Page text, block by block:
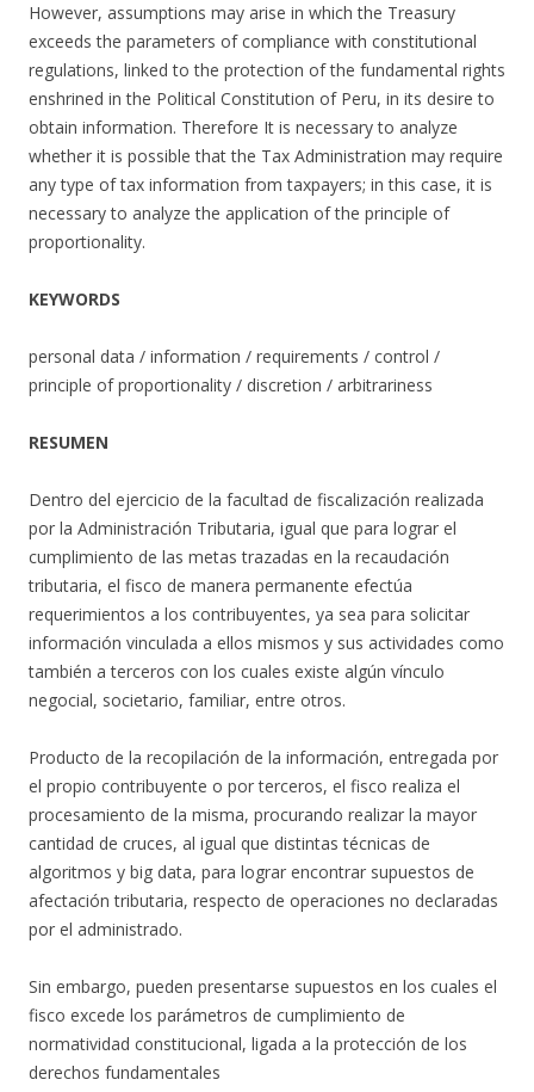
However, assumptions may arise in which the Treasury
exceeds the parameters of compliance with constitutional
regulations, linked to the protection of the fundamental rights
enshrined in the Political Constitution of Peru, in its desire to
obtain information. Therefore It is necessary to analyze
whether it is possible that the Tax Administration may require
any type of tax information from taxpayers; in this case, it is
necessary to analyze the application of the principle of
proportionality.
KEYWORDS
personal data / information / requirements / control /
principle of proportionality / discretion / arbitrariness
RESUMEN
Dentro del ejercicio de la facultad de fiscalización realizada
por la Administración Tributaria, igual que para lograr el
cumplimiento de las metas trazadas en la recaudación
tributaria, el fisco de manera permanente efectúa
requerimientos a los contribuyentes, ya sea para solicitar
información vinculada a ellos mismos y sus actividades como
también a terceros con los cuales existe algún vínculo
negocial, societario, familiar, entre otros.
Producto de la recopilación de la información, entregada por
el propio contribuyente o por terceros, el fisco realiza el
procesamiento de la misma, procurando realizar la mayor
cantidad de cruces, al igual que distintas técnicas de
algoritmos y big data, para lograr encontrar supuestos de
afectación tributaria, respecto de operaciones no declaradas
por el administrado.
Sin embargo, pueden presentarse supuestos en los cuales el
fisco excede los parámetros de cumplimiento de
normatividad constitucional, ligada a la protección de los
derechos fundamentales